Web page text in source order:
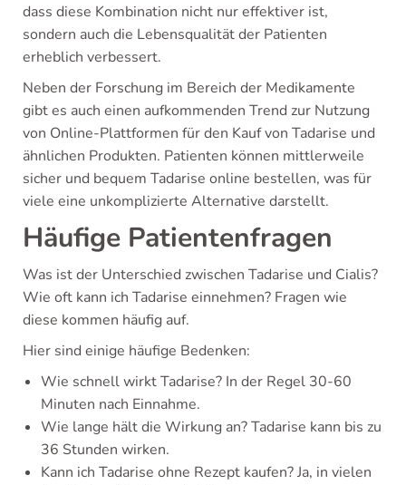
dass diese Kombination nicht nur effektiver ist,
sondern auch die Lebensqualität der Patienten
erheblich verbessert.
Neben der Forschung im Bereich der Medikamente
gibt es auch einen aufkommenden Trend zur Nutzung
von Online-Plattformen für den Kauf von Tadarise und
ähnlichen Produkten. Patienten können mittlerweile
sicher und bequem Tadarise online bestellen, was für
viele eine unkomplizierte Alternative darstellt.
Häufige Patientenfragen
Was ist der Unterschied zwischen Tadarise und Cialis?
Wie oft kann ich Tadarise einnehmen? Fragen wie
diese kommen häufig auf.
Hier sind einige häufige Bedenken:
Wie schnell wirkt Tadarise? In der Regel 30-60
Minuten nach Einnahme.
Wie lange hält die Wirkung an? Tadarise kann bis zu
36 Stunden wirken.
Kann ich Tadarise ohne Rezept kaufen? Ja, in vielen